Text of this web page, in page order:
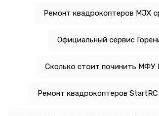
Ремонт квадрокоптеров MJX
Официальный сервис
Сколько стоит починить МФУ
Ремонт квадрокоптеров